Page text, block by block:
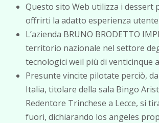
Questo sito Web utilizza i dessert
offrirti la adatto esperienza
L’azienda BRUNO BRODETTO
territorio nazionale nel settore
tecnologici weil più di venticinque
Presunte vincite pilotate perciò,
Italia, titolare della sala Bingo
Redentore Trinchese a Lecce, si
fuori, dichiarando los angeles